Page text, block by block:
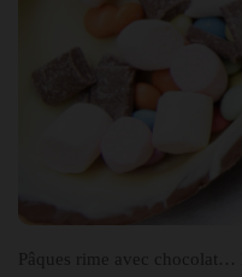
Pâques rime avec chocolat…